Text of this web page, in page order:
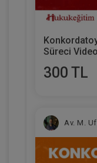
Süreci
300 TL
Av. M.